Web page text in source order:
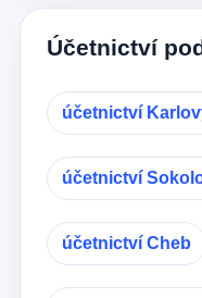
Účetnictví
účetnictví
účetnictví
účetnictví Cheb